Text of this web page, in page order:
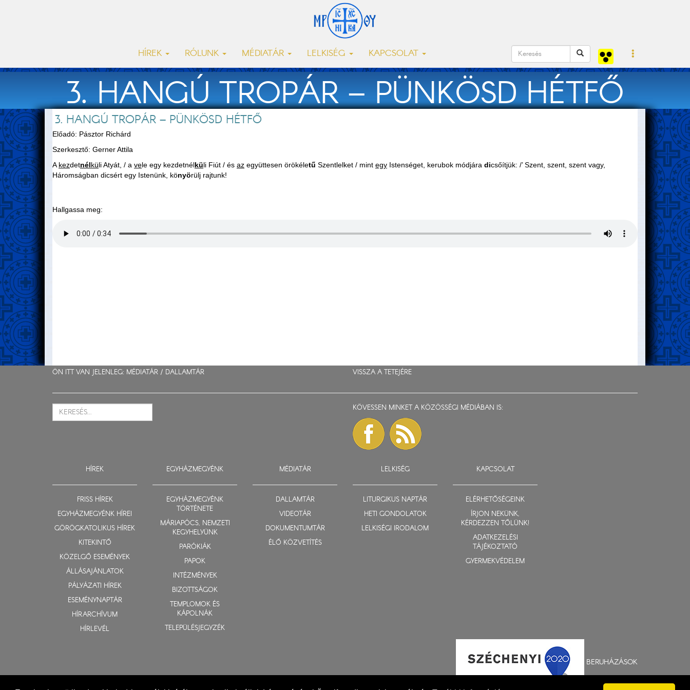
HÍREK RÓLUNK MÉDIATÁR LELKISÉG KAPCSOLAT
3. HANGÚ TROPÁR – PÜNKÖSD HÉTFŐ
3. HANGÚ TROPÁR – PÜNKÖSD HÉTFŐ
Előadó: Pásztor Richárd
Szerkesztő: Gerner Attila
A kezdetnélküli Atyát, / a vele egy kezdetnélküli Fiút / és az együttesen örökéletű Szentlelket / mint egy Istenséget, kerubok módjára dicsőítjük: /’ Szent, szent, szent vagy,
Háromságban dicsért egy Istenünk, könyörülj rajtunk!
Hallgassa meg:
ÖN ITT VAN JELENLEG: MÉDIATÁR / DALLAMTÁR VISSZA A TETEJÉRE
KÖVESSEN MINKET A KÖZÖSSÉGI MÉDIÁBAN IS:
HÍREK
FRISS HÍREK
EGYHÁZMEGYÉNK HÍREI
GÖRÖGKATOLIKUS HÍREK
KITEKINTŐ
KÖZELGŐ ESEMÉNYEK
ÁLLÁSAJÁNLATOK
PÁLYÁZATI HÍREK
ESEMÉNYNAPTÁR
HÍRARCHÍVUM
HÍRLEVÉL
EGYHÁZMEGYÉNK
EGYHÁZMEGYÉNK
TÖRTÉNETE
MÁRIAPÓCS, NEMZETI
KEGYHELYÜNK
PARÓKIÁK
PAPOK
INTÉZMÉNYEK
BIZOTTSÁGOK
TEMPLOMOK ÉS
KÁPOLNÁK
TELEPÜLÉSJEGYZÉK
MÉDIATÁR
DALLAMTÁR
VIDEOTÁR
DOKUMENTUMTÁR
ÉLŐ KÖZVETÍTÉS
LELKISÉG
LITURGIKUS NAPTÁR
HETI GONDOLATOK
LELKISÉGI IRODALOM
KAPCSOLAT
ELÉRHETŐSÉGEINK
ÍRJON NEKÜNK,
KÉRDEZZEN TŐLÜNK!
ADATKEZELÉSI
TÁJÉKOZTATÓ
GYERMEKVÉDELEM
BERUHÁZÁSOK